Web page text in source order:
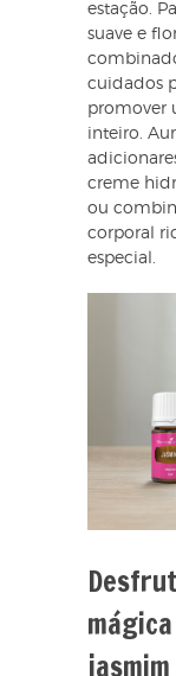
estação.
suave e
cuidados
promover
inteiro.
creme
ou
corporal
especial.
jasmim